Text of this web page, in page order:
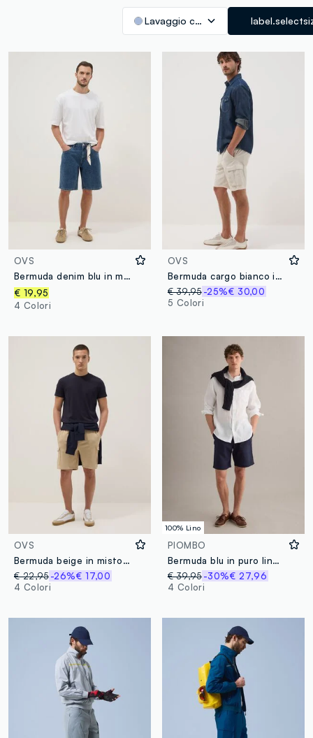
Lavaggio chiaro
OVS
Bermuda denim blu in misto cotone regular fit
€ 19,95
4 Colori
OVS
Bermuda cargo bianco in misto lino e cotone
€ 39,95 -25%€ 30,00
5 Colori
OVS
Bermuda beige in misto cotone con tasche cargo relaxed fit
€ 22,95-26%€ 17,00
4 Colori
100% Lino
PIOMBO
Bermuda blu in puro lino con vita elasticizzata
€ 39,95 -30%€ 27,96
4 Colori